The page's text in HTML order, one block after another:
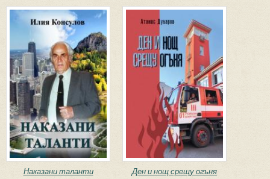
Наказани таланти
Ден и нощ срещу огъня